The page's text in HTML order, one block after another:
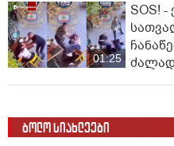
01:25
SOS!
ბოლო სიახლეები